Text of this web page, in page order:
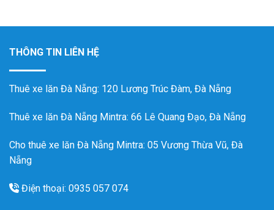
THÔNG TIN LIÊN HỆ
Thuê xe lăn Đà Nẵng: 120 Lương Trúc Đàm, Đà Nẵng
Thuê xe lăn Đà Nẵng Mintra: 66 Lê Quang Đạo, Đà Nẵng
Cho thuê xe lăn Đà Nẵng Mintra: 05 Vương Thừa Vũ, Đà
Nẵng
Điện thoại: 0935 057 074